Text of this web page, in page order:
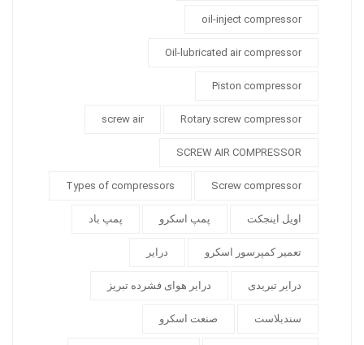
oil-inject compressor
Oil-lubricated air compressor
Piston compressor
Rotary screw compressor
screw air
SCREW AIR COMPRESSOR
Screw compressor
Types of compressors
اویل اینجکت پمپ اسکرو پمپ باد
تعمیر کمپرسور اسکرو درایر
درایر تبریدی درایر هوای فشرده تبریز
سندبلاست صنعت اسکرو